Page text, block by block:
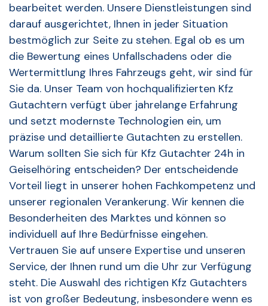
bearbeitet werden. Unsere Dienstleistungen sind
darauf ausgerichtet, Ihnen in jeder Situation
bestmöglich zur Seite zu stehen. Egal ob es um
die Bewertung eines Unfallschadens oder die
Wertermittlung Ihres Fahrzeugs geht, wir sind für
Sie da. Unser Team von hochqualifizierten Kfz
Gutachtern verfügt über jahrelange Erfahrung
und setzt modernste Technologien ein, um
präzise und detaillierte Gutachten zu erstellen.
Warum sollten Sie sich für Kfz Gutachter 24h in
Geiselhöring entscheiden? Der entscheidende
Vorteil liegt in unserer hohen Fachkompetenz und
unserer regionalen Verankerung. Wir kennen die
Besonderheiten des Marktes und können so
individuell auf Ihre Bedürfnisse eingehen.
Vertrauen Sie auf unsere Expertise und unseren
Service, der Ihnen rund um die Uhr zur Verfügung
steht. Die Auswahl des richtigen Kfz Gutachters
ist von großer Bedeutung, insbesondere wenn es